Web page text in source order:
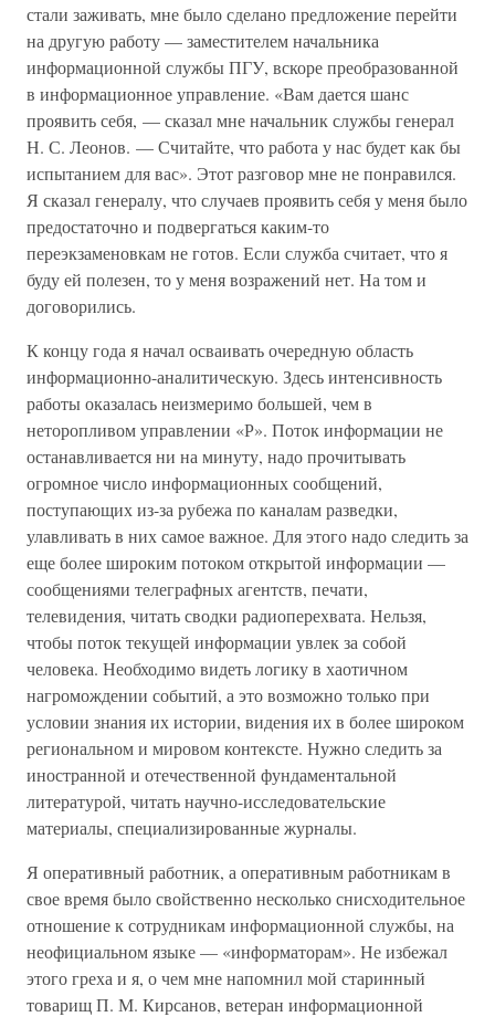
стали заживать, мне было сделано предложение перейти
на другую работу — заместителем начальника
информационной службы ПГУ, вскоре преобразованной
в информационное управление. «Вам дается шанс
проявить себя, — сказал мне начальник службы генерал
Н. С. Леонов. — Считайте, что работа у нас будет как бы
испытанием для вас». Этот разговор мне не понравился.
Я сказал генералу, что случаев проявить себя у меня было
предостаточно и подвергаться каким-то
переэкзаменовкам не готов. Если служба считает, что я
буду ей полезен, то у меня возражений нет. На том и
договорились.
К концу года я начал осваивать очередную область
информационно-аналитическую. Здесь интенсивность
работы оказалась неизмеримо большей, чем в
неторопливом управлении «Р». Поток информации не
останавливается ни на минуту, надо прочитывать
огромное число информационных сообщений,
поступающих из-за рубежа по каналам разведки,
улавливать в них самое важное. Для этого надо следить за
еще более широким потоком открытой информации —
сообщениями телеграфных агентств, печати,
телевидения, читать сводки радиоперехвата. Нельзя,
чтобы поток текущей информации увлек за собой
человека. Необходимо видеть логику в хаотичном
нагромождении событий, а это возможно только при
условии знания их истории, видения их в более широком
региональном и мировом контексте. Нужно следить за
иностранной и отечественной фундаментальной
литературой, читать научно-исследовательские
материалы, специализированные журналы.
Я оперативный работник, а оперативным работникам в
свое время было свойственно несколько снисходительное
отношение к сотрудникам информационной службы, на
неофициальном языке — «информаторам». Не избежал
этого греха и я, о чем мне напомнил мой старинный
товарищ П. М. Кирсанов, ветеран информационной